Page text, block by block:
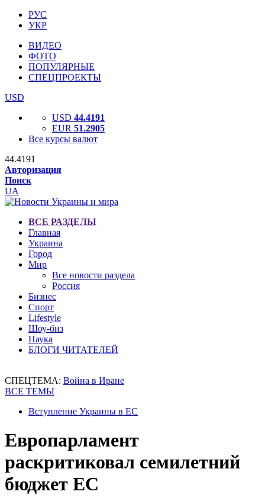
РУС
УКР
ВИДЕО
ФОТО
ПОПУЛЯРНЫЕ
СПЕЦПРОЕКТЫ
USD
USD 44.4191
EUR 51.2905
Все курсы валют
44.4191
Авторизация
Поиск
UA
ВСЕ РАЗДЕЛЫ
Главная
Украина
Город
Мир
Все новости раздела
Россия
Бизнес
Спорт
Lifestyle
Шоу-биз
Наука
БЛОГИ ЧИТАТЕЛЕЙ
СПЕЦТЕМА: Война в Иране
ВСЕ ТЕМЫ
Вступление Украины в ЕС
Европарламент
раскритиковал семилетний
бюджет ЕС